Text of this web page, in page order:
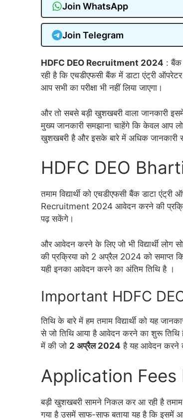
Join WhatsApp
Join Telegram
HDFC DEO Recruitment 2024 : बैंक
रही है कि एचडीएफसी बैंक में डाटा एंट्री
आप सभी का परीक्षा भी नहीं लिया जाएगा।
और तो सबसे बड़ी खुशखबरी वाला जानकारी
मुख्य जानकारी समझाना चाहेंगे कि केवल आप
खुशखबरी है और इसके बारे में अधिक
HDFC DEO
तमाम विद्यार्थी को एचडीएफसी बैंक डाटा
Recruitment 2024 आवेदन करने की
पढ़ सकेंगे।
और आवेदन करने के लिए जो भी विद्यार्थी लोग
की प्रक्रिया को 2 अप्रैल 2024 को समाप्त
यही इनका आवेदन करने का अंतिम तिथि है ।
Important HDFC
तिथि के बारे में हम तमाम विद्यार्थी को यह
से जो तिथि आया है आवेदन करने का शुरू तिथि है
में की जो 2 अप्रैल 2024 है यह आवेदन करने
Application Fees
बड़ी खुशखबरी सामने निकल कर आ रही है तमाम
गया है उसमें साफ-साफ बताया यह है कि इसमें